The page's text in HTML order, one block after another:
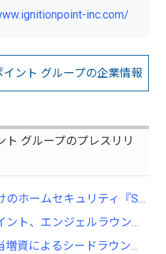
inc.com/
ント グループの企業情報
ト グループのプレスリリ
リティ『Secual』がMakuakeにて先行販売開始
ェルラウンドにおける資金調達を実施
るシードラウンドの資金調達を実施